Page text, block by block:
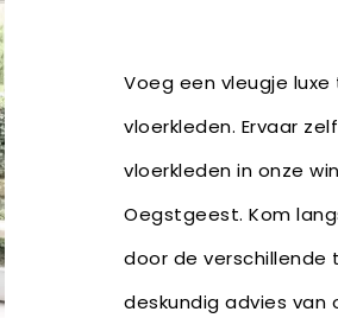
Voeg een vleugje
vloerkleden. Ervaar
vloerkleden in onze
Oegstgeest. Kom
door de verschillende
deskundig advies